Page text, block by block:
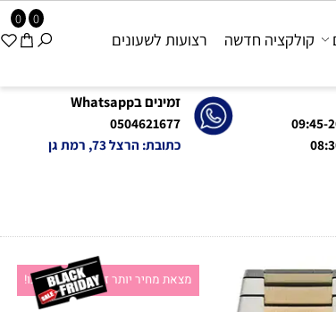
זמינים בWhatsapp
0504621677
כתובת: הרצל 73, רמת גן
0 0
קולקציה חדשה רצועות לשעונים
מצאת מחיר יותר זול?תקשרו אלינו!